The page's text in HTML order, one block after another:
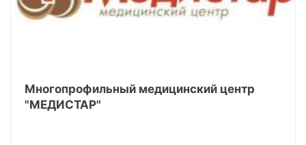
Многопрофильный медицинский центр
"МЕДИСТАР"